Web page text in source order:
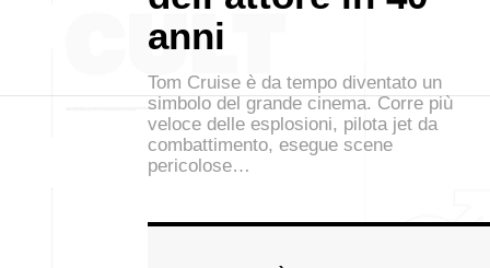
anni
Tom Cruise è da tempo diventato un
simbolo del grande cinema. Corre più
veloce delle esplosioni, pilota jet da
combattimento, esegue scene
pericolose…